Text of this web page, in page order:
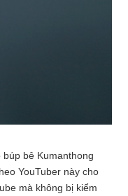
bê Kumanthong
YouTuber này cho
mà không bị kiểm